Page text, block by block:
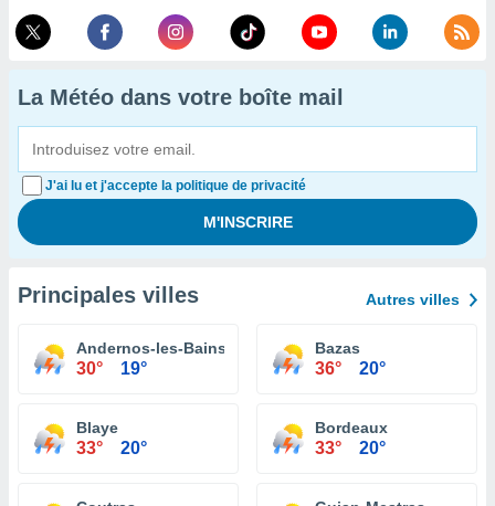
La Météo dans votre boîte mail
J'ai lu et j'accepte la politique de privacité
Principales villes Autres villes
Andernos-les-Bains
30° 19°
Bazas
36° 20°
Blaye
33° 20°
Bordeaux
33° 20°